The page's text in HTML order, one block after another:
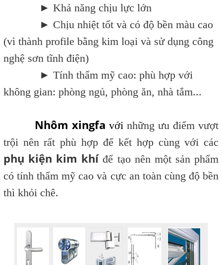
► Khả năng chịu lực lớn
► Chịu nhiệt tốt và có độ bền màu cao
(vì thành profile bằng kim loại và sử dụng công
nghệ sơn tĩnh điện)
► Tính thẩm mỹ cao: phù hợp với
không gian: phòng ngủ, phòng ăn, nhà tắm...
Nhôm xingfa vớinhững ưu điểm vượt
trội nên rất phù hợp để kết hợp cùng với các
phụ kiện kim khíđể tạo nên một sản phẩm
có tính thẩm mỹ cao và cực an toàn cùng độ bền
thì khỏi chê.